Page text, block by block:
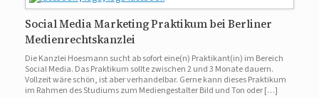
Social Media Marketing Praktikum bei Berliner
Medienrechtskanzlei
Die Kanzlei Hoesmann sucht ab sofort eine(n) Praktikant(in) im Bereich
Social Media. Das Praktikum sollte zwischen 2 und 3 Monate dauern.
Vollzeit wäre schön, ist aber verhandelbar. Gerne kann dieses Praktikum
im Rahmen des Studiums zum Mediengestalter Bild und Ton oder […]